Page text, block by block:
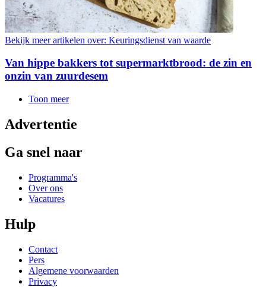
Bekijk meer artikelen over: Keuringsdienst van waarde
Van hippe bakkers tot supermarktbrood: de zin en
onzin van zuurdesem
Toon meer
Advertentie
Ga snel naar
Programma's
Over ons
Vacatures
Hulp
Contact
Pers
Algemene voorwaarden
Privacy